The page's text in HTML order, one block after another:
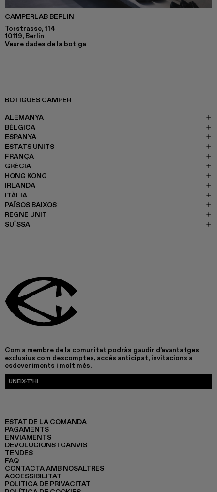
CAMPERLAB BERLIN
Torstrasse, 114
10119, Berlin
Veure dades de la botiga
BOTIGUES CAMPER
ALEMANYA
BÈLGICA
ESPANYA
ESTATS UNITS
FRANÇA
GRÈCIA
HONG KONG
IRLANDA
ITÀLIA
PAÏSOS BAIXOS
REGNE UNIT
SUÏSSA
Com a membre de la comunitat podràs gaudir d’avantatges
exclusius com descomptes, accés anticipat, invitacions a
esdeveniments i molt més.
UNEIX-T’HI
ESTAT DE LA COMANDA
PAGAMENTS
ENVIAMENTS
DEVOLUCIONS I CANVIS
TENDES
FAQ
CONTACTA AMB NOSALTRES
ACCESSIBILITAT
POLITICA DE PRIVACITAT